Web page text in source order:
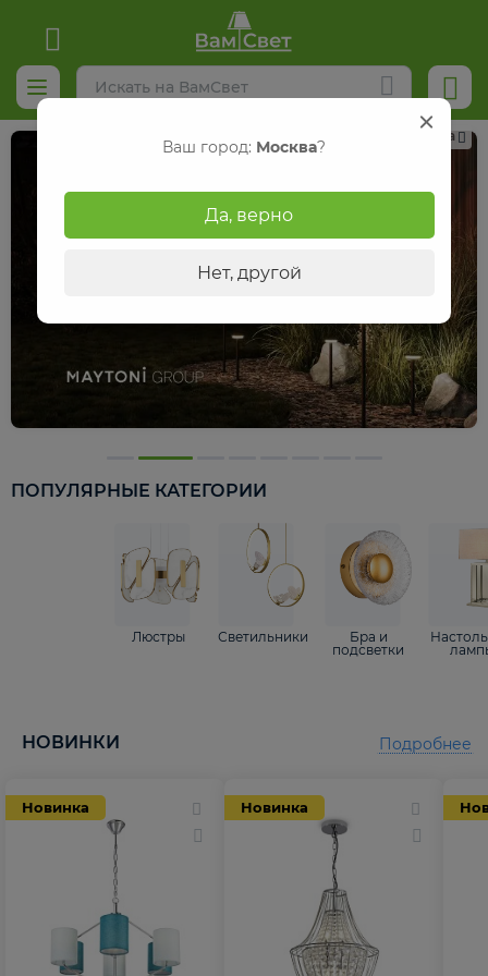
Реклама
ПОПУЛЯРНЫЕ КАТЕГОРИИ
Люстры Светильники
Бра и
подсветки
НОВИНКИ
Новинка Новинка
Подробнее
Ваш город: Москва?
Да, верно
Нет, другой